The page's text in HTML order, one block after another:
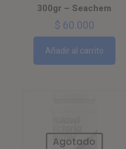
300gr – Seachem
$ 60.000
Añadir al carrito
Agotado